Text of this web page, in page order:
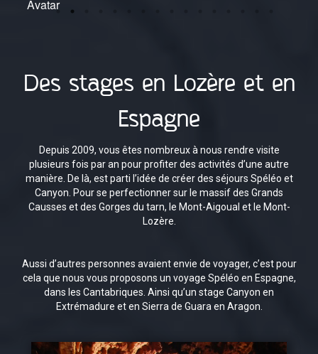
Des stages en Lozère et en
Espagne
Depuis 2009, vous êtes nombreux à nous rendre visite
plusieurs fois par an pour profiter des activités d’une autre
manière. De là, est parti l’idée de créer des séjours Spéléo et
Canyon. Pour se perfectionner sur le massif des Grands
Causses et des Gorges du tarn, le Mont-Aigoual et le Mont-
Lozère.
Aussi d’autres personnes avaient envie de voyager, c’est pour
cela que nous vous proposons un voyage Spéléo en Espagne,
dans les Cantabriques. Ainsi qu’un stage Canyon en
Extrémadure et en Sierra de Guara en Aragon.